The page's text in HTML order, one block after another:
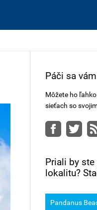
Páči sa
Môžete ho
sieťach so
Priali by
lokalitu?
Pandanus